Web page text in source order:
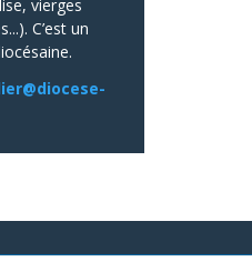
vierges
C’est un